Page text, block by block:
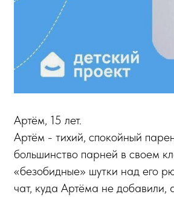
Артём, 15 лет.
Артём - тихий, спокойный
большинство парней в своем
«безобидные» шутки над его
чат, куда Артёма не